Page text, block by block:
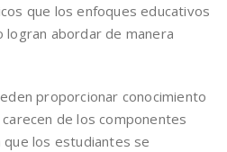
que los enfoques educativos
logran abordar de manera
proporcionar conocimiento
de los componentes
los estudiantes se